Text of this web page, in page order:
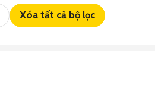
Xóa tất cả bộ lọc